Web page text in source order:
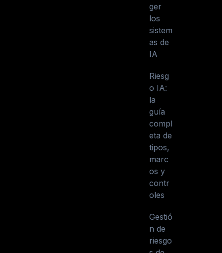
ger
los
sistem
as de
IA
Riesg
o IA:
la
guía
compl
eta de
tipos,
marc
os y
contr
oles
Gestió
n de
riesgo